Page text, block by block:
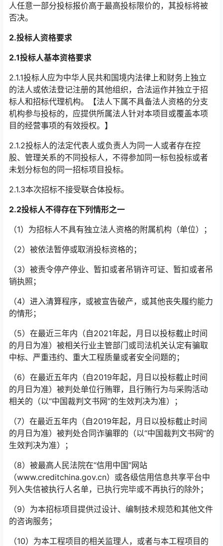
人任意一部分投标报价高于最高投标限价的，其投标将被
否决。
2.投标人资格要求
2.1投标人基本资格要求
2.1.1投标人应为中华人民共和国境内法律上和财务上独立
的法人或依法登记注册的其他组织，合法运作并独立于招
标人和招标代理机构。【法人下属不具备法人资格的分支
机构参与投标的，应提供所属法人针对本项目或覆盖本项
目的经营事项的有效授权。】
2.1.2投标人的法定代表人或负责人为同一人或者存在控
股、管理关系的不同投标人，不得参加同一标包投标或者
未划分标包的同一招标项目投标。
2.1.3本次招标不接受联合体投标。
2.2投标人不得存在下列情形之一
（1）为招标人不具有独立法人资格的附属机构（单位）；
（2）被依法暂停或取消投标资格的；
（3）被责令停产停业、暂扣或者吊销许可证、暂扣或者吊
销执照；
（4）进入清算程序，或被宣告破产，或其他丧失履约能力
的情形；
（5）在最近三年内（自2021年起，月日以投标截止时间
的月日为准）被相关行业主管部门或司法机关认定有骗取
中标、严重违约、重大工程质量或者安全问题的；
（6）在最近五年内（自2019年起，月日以投标截止时间
的月日为准）被判处单位行贿罪，且行贿行为与采购活动
相关的（以“中国裁判文书网”的生效判决为准）；
（7）在最近五年内（自2019年起，月日以投标截止时间
的月日为准）被判处合同诈骗罪的（以“中国裁判文书网”的
生效判决为准）；
（8）被最高人民法院在“信用中国”网站
（www.creditchina.gov.cn）或各级信用信息共享平台中
列入失信被执行人名单，已执行完毕或不再执行的除外；
（9）为本招标项目提供过设计、编制技术规范和其他文件
的咨询服务；
（10）为本工程项目的相关监理人，或者与本工程项目的